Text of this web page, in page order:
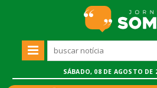
SÁBADO, 08 DE AGOSTO DE